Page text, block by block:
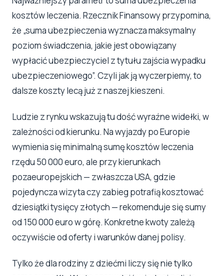
kosztów leczenia. Rzecznik Finansowy przypomina,
że „suma ubezpieczenia wyznacza maksymalny
poziom świadczenia, jakie jest obowiązany
wypłacić ubezpieczyciel z tytułu zajścia wypadku
ubezpieczeniowego”. Czyli jak ją wyczerpiemy, to
dalsze koszty lecą już z naszej kieszeni.
Ludzie z rynku wskazują tu dość wyraźne widełki, w
zależności od kierunku. Na wyjazdy po Europie
wymienia się minimalną sumę kosztów leczenia
rzędu 50 000 euro, ale przy kierunkach
pozaeuropejskich — zwłaszcza USA, gdzie
pojedyncza wizyta czy zabieg potrafią kosztować
dziesiątki tysięcy złotych — rekomenduje się sumy
od 150 000 euro w górę. Konkretne kwoty zależą
oczywiście od oferty i warunków danej polisy.
Tylko że dla rodziny z dziećmi liczy się nie tylko